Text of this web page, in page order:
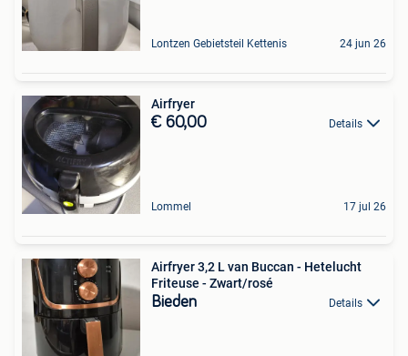
Lontzen Gebietsteil Kettenis 24 jun 26
Airfryer
€ 60,00 Details
Lommel 17 jul 26
Airfryer 3,2 L van Buccan - Hetelucht
Friteuse - Zwart/rosé
Bieden Details